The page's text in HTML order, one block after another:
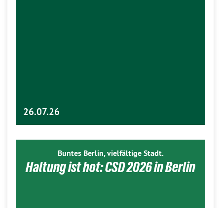
26.07.26
Buntes Berlin, vielfältige Stadt.
Haltung ist hot: CSD 2026 in Berlin